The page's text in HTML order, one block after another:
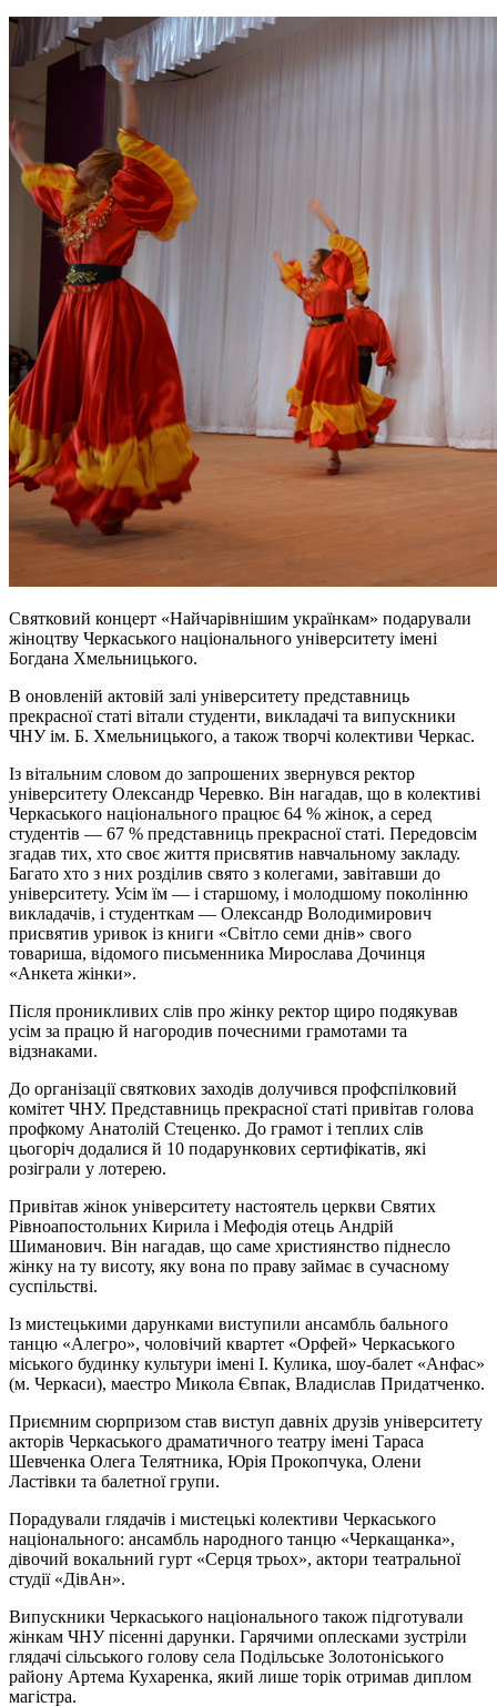
Святковий концерт «Найчарівнішим українкам» подарували
жіноцтву Черкаського національного університету імені
Богдана Хмельницького.
В оновленій актовій залі університету представниць
прекрасної статі вітали студенти, викладачі та випускники
ЧНУ ім. Б. Хмельницького, а також творчі колективи Черкас.
Із вітальним словом до запрошених звернувся ректор
університету Олександр Черевко. Він нагадав, що в колективі
Черкаського національного працює 64 % жінок, а серед
студентів — 67 % представниць прекрасної статі. Передовсім
згадав тих, хто своє життя присвятив навчальному закладу.
Багато хто з них розділив свято з колегами, завітавши до
університету. Усім їм — і старшому, і молодшому поколінню
викладачів, і студенткам — Олександр Володимирович
присвятив уривок із книги «Світло семи днів» свого
товариша, відомого письменника Мирослава Дочинця
«Анкета жінки».
Після проникливих слів про жінку ректор щиро подякував
усім за працю й нагородив почесними грамотами та
відзнаками.
До організації святкових заходів долучився профспілковий
комітет ЧНУ. Представниць прекрасної статі привітав голова
профкому Анатолій Стеценко. До грамот і теплих слів
цьогоріч додалися й 10 подарункових сертифікатів, які
розіграли у лотерею.
Привітав жінок університету настоятель церкви Святих
Рівноапостольних Кирила і Мефодія отець Андрій
Шиманович. Він нагадав, що саме християнство піднесло
жінку на ту висоту, яку вона по праву займає в сучасному
суспільстві.
Із мистецькими дарунками виступили ансамбль бального
танцю «Алегро», чоловічий квартет «Орфей» Черкаського
міського будинку культури імені І. Кулика, шоу-балет «Анфас»
(м. Черкаси), маестро Микола Євпак, Владислав Придатченко.
Приємним сюрпризом став виступ давніх друзів університету
акторів Черкаського драматичного театру імені Тараса
Шевченка Олега Телятника, Юрія Прокопчука, Олени
Ластівки та балетної групи.
Порадували глядачів і мистецькі колективи Черкаського
національного: ансамбль народного танцю «Черкащанка»,
дівочий вокальний гурт «Серця трьох», актори театральної
студії «ДівАн».
Випускники Черкаського національного також підготували
жінкам ЧНУ пісенні дарунки. Гарячими оплесками зустріли
глядачі сільського голову села Подільське Золотоніського
району Артема Кухаренка, який лише торік отримав диплом
магістра.